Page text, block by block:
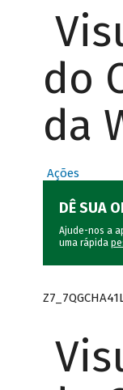
do
da
Ações
DÊ SUA
Ajude-nos a
uma rápida